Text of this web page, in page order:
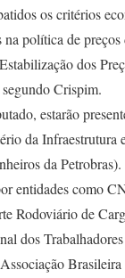
os critérios
política de
dos
Crispim.
estarão
da Infraestrutura
da
entidades como
Rodoviário de
dos
Brasileira